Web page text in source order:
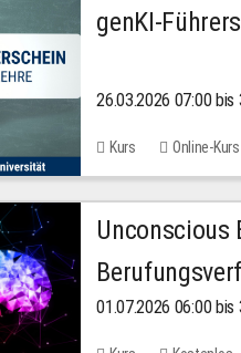
genKI-
26.03.2026 07:00 bis
Kurs Online-Kurs
Unconscious
2026
01.07.2026 06:00 bis